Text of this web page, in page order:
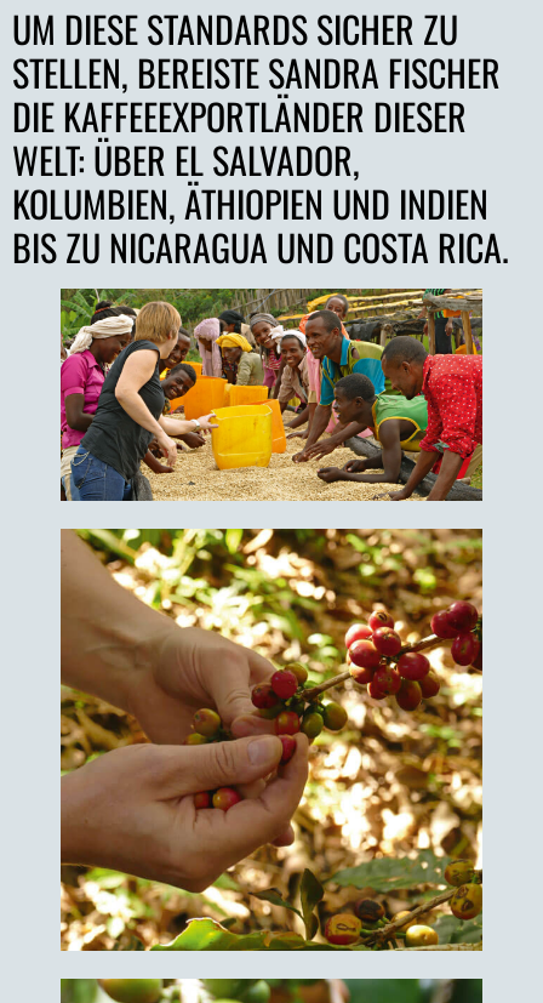
UM DIESE STANDARDS SICHER ZU
STELLEN, BEREISTE SANDRA FISCHER
DIE KAFFEEEXPORTLÄNDER DIESER
WELT: ÜBER EL SALVADOR,
KOLUMBIEN, ÄTHIOPIEN UND INDIEN
BIS ZU NICARAGUA UND COSTA RICA.